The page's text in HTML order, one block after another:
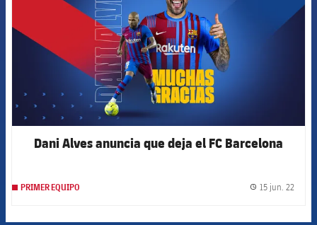
Dani Alves anuncia que deja el FC Barcelona
PRIMER EQUIPO 15 jun. 22